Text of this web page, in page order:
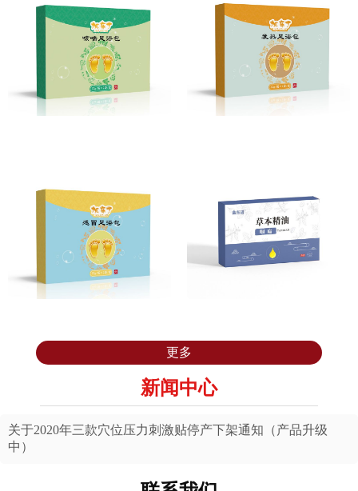
更多
新闻中心
关于2020年三款穴位压力刺激贴停产下架通知（产品升级
中）